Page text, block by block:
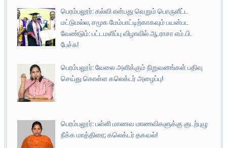
பெரம்பலூர்: கல்வி என்பது வெறும் பொருளீட்ட
மட்டுமல்ல, சமூக மேம்பாட்டிற்காகவும் பயன்பட
வேண்டும்: பட்டமளிப்பு விழாவில் ஆ.ராசா எம்.பி.
பேச்சு!
பெரம்பலூர்: வேலை அளிக்கும் நிறுவனங்கள் பதிவு
செய்து கொள்ள கலெக்டர் அழைப்பு!
பெரம்பலூர்: பள்ளி மாணவ மாணவிகளுக்கு குடற்புழு
நீக்க மாத்திரை; கலெக்டர் தகவல்!